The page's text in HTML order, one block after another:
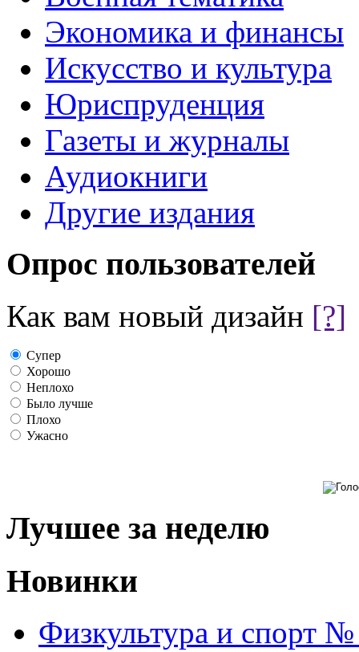
Экономика и финансы
Искусство и культура
Юриспруденция
Газеты и журналы
Аудиокниги
Другие издания
Опрос пользователей
Как вам новый дизайн [?]
Супер
Хорошо
Неплохо
Было лучше
Плохо
Ужасно
Лучшее за неделю
Новинки
Физкультура и спорт